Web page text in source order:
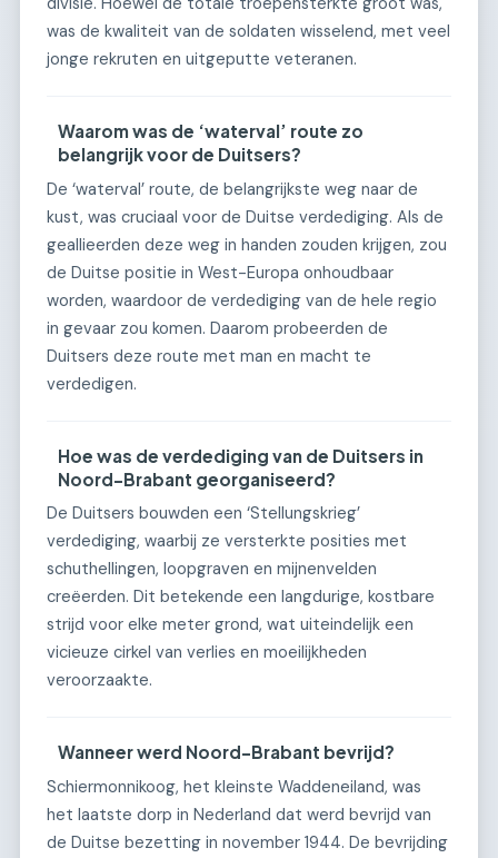
was de kwaliteit van de soldaten wisselend, met veel
jonge rekruten en uitgeputte veteranen.
Waarom was de ‘waterval’ route zo
belangrijk voor de Duitsers?
De ‘waterval’ route, de belangrijkste weg naar de
kust, was cruciaal voor de Duitse verdediging. Als de
geallieerden deze weg in handen zouden krijgen, zou
de Duitse positie in West-Europa onhoudbaar
worden, waardoor de verdediging van de hele regio
in gevaar zou komen. Daarom probeerden de
Duitsers deze route met man en macht te
verdedigen.
Hoe was de verdediging van de Duitsers in
Noord-Brabant georganiseerd?
De Duitsers bouwden een ‘Stellungskrieg’
verdediging, waarbij ze versterkte posities met
schuthellingen, loopgraven en mijnenvelden
creëerden. Dit betekende een langdurige, kostbare
strijd voor elke meter grond, wat uiteindelijk een
vicieuze cirkel van verlies en moeilijkheden
veroorzaakte.
Wanneer werd Noord-Brabant bevrijd?
Schiermonnikoog, het kleinste Waddeneiland, was
het laatste dorp in Nederland dat werd bevrijd van
de Duitse bezetting in november 1944. De bevrijding